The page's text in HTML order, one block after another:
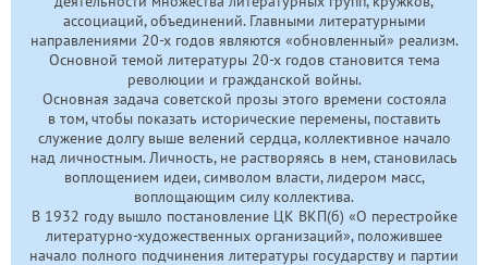
ассоциаций, объединений. Главными литературными
направлениями 20-хгодов являются «обновленный» реализм.
Основной темой литературы 20-хгодов становится тема
революции и гражданской войны.
Основная задача советской прозы этого времени состояла
в том, чтобы показать исторические перемены, поставить
служение долгу выше велений сердца, коллективное начало
над личностным. Личность, не растворяясь в нем, становилась
воплощением идеи, символом власти, лидером масс,
воплощающим силу коллектива.
В 1932 году вышло постановление ЦК ВКП(б) «О перестройке
литературно-художественных организаций», положившее
начало полного подчинения литературы государству и партии